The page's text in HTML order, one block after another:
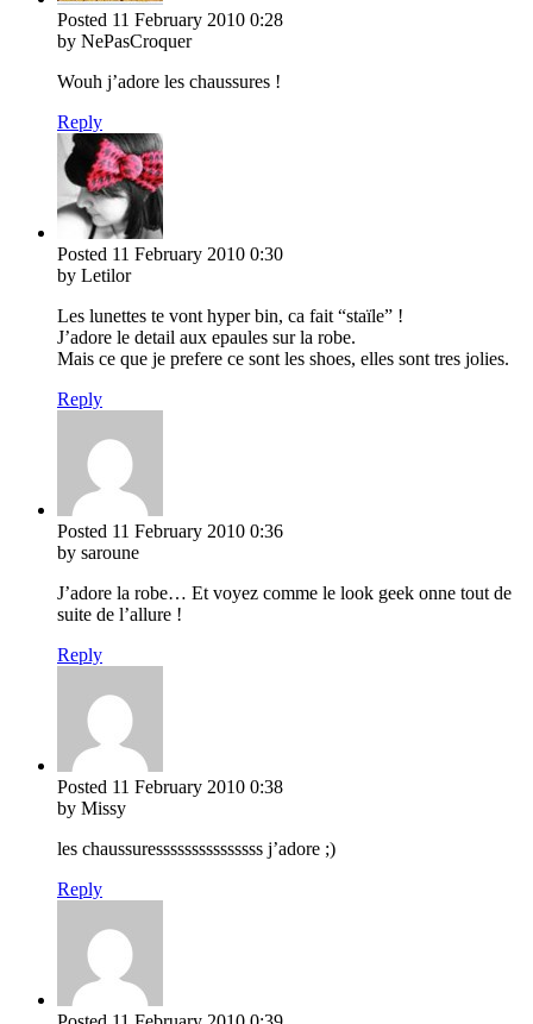
Posted 11 February 2010 0:28
by NePasCroquer
Wouh j’adore les chaussures !
Reply
Posted 11 February 2010 0:30
by Letilor
Les lunettes te vont hyper bin, ca fait “staïle” !
J’adore le detail aux epaules sur la robe.
Mais ce que je prefere ce sont les shoes, elles sont tres jolies.
Reply
Posted 11 February 2010 0:36
by saroune
J’adore la robe… Et voyez comme le look geek onne tout de
suite de l’allure !
Reply
Posted 11 February 2010 0:38
by Missy
les chaussuresssssssssssssss j’adore ;)
Reply